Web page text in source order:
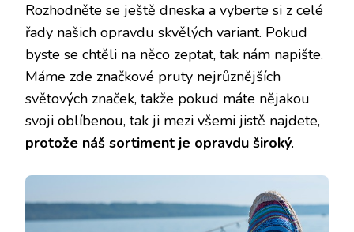
Rozhodněte se ještě dneska a vyberte si z celé
řady našich opravdu skvělých variant. Pokud
byste se chtěli na něco zeptat, tak nám napište.
Máme zde značkové pruty nejrůznějších
světových značek, takže pokud máte nějakou
svoji oblíbenou, tak ji mezi všemi jistě najdete,
protože náš sortiment je opravdu široký.